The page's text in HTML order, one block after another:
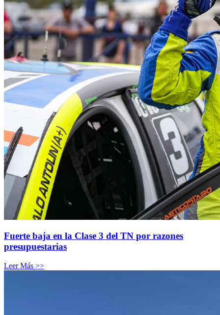
Fuerte baja en la Clase 3 del TN por razones
presupuestarias
Leer Más >>